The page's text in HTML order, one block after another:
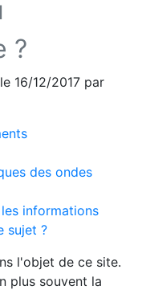
?
16/12/2017 par
des ondes
informations
sujet ?
l'objet de ce site.
plus souvent la